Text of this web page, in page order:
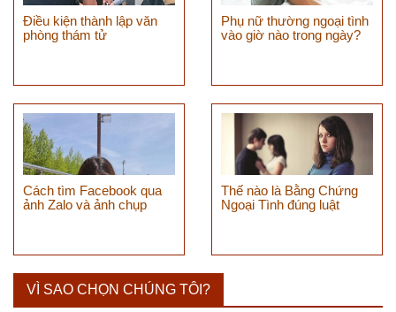
Điều kiện thành lập văn
phòng thám tử
Phụ nữ thường ngoại tình
vào giờ nào trong ngày?
Cách tìm Facebook qua
ảnh Zalo và ảnh chụp
Thế nào là Bằng Chứng
Ngoại Tình đúng luật
VÌ SAO CHỌN CHÚNG TÔI?